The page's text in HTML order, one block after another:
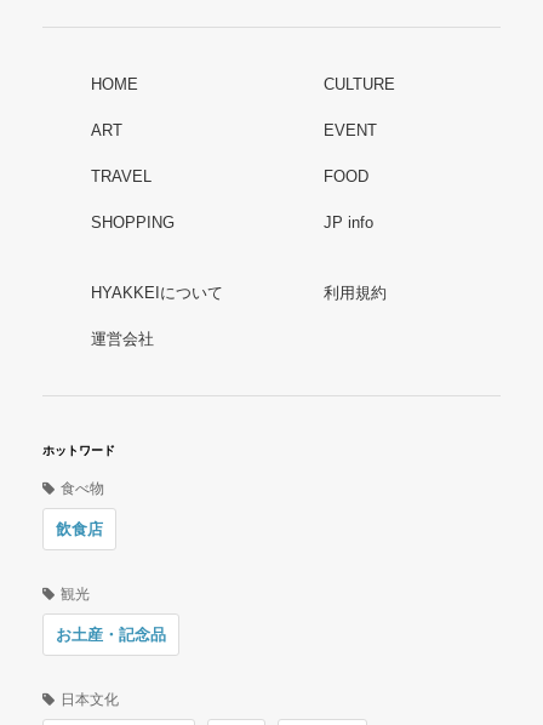
HOME CULTURE
ART EVENT
TRAVEL FOOD
SHOPPING JP info
HYAKKEIについて 利用規約
運営会社
ホットワード
食べ物
飲食店
観光
お土産・記念品
日本文化